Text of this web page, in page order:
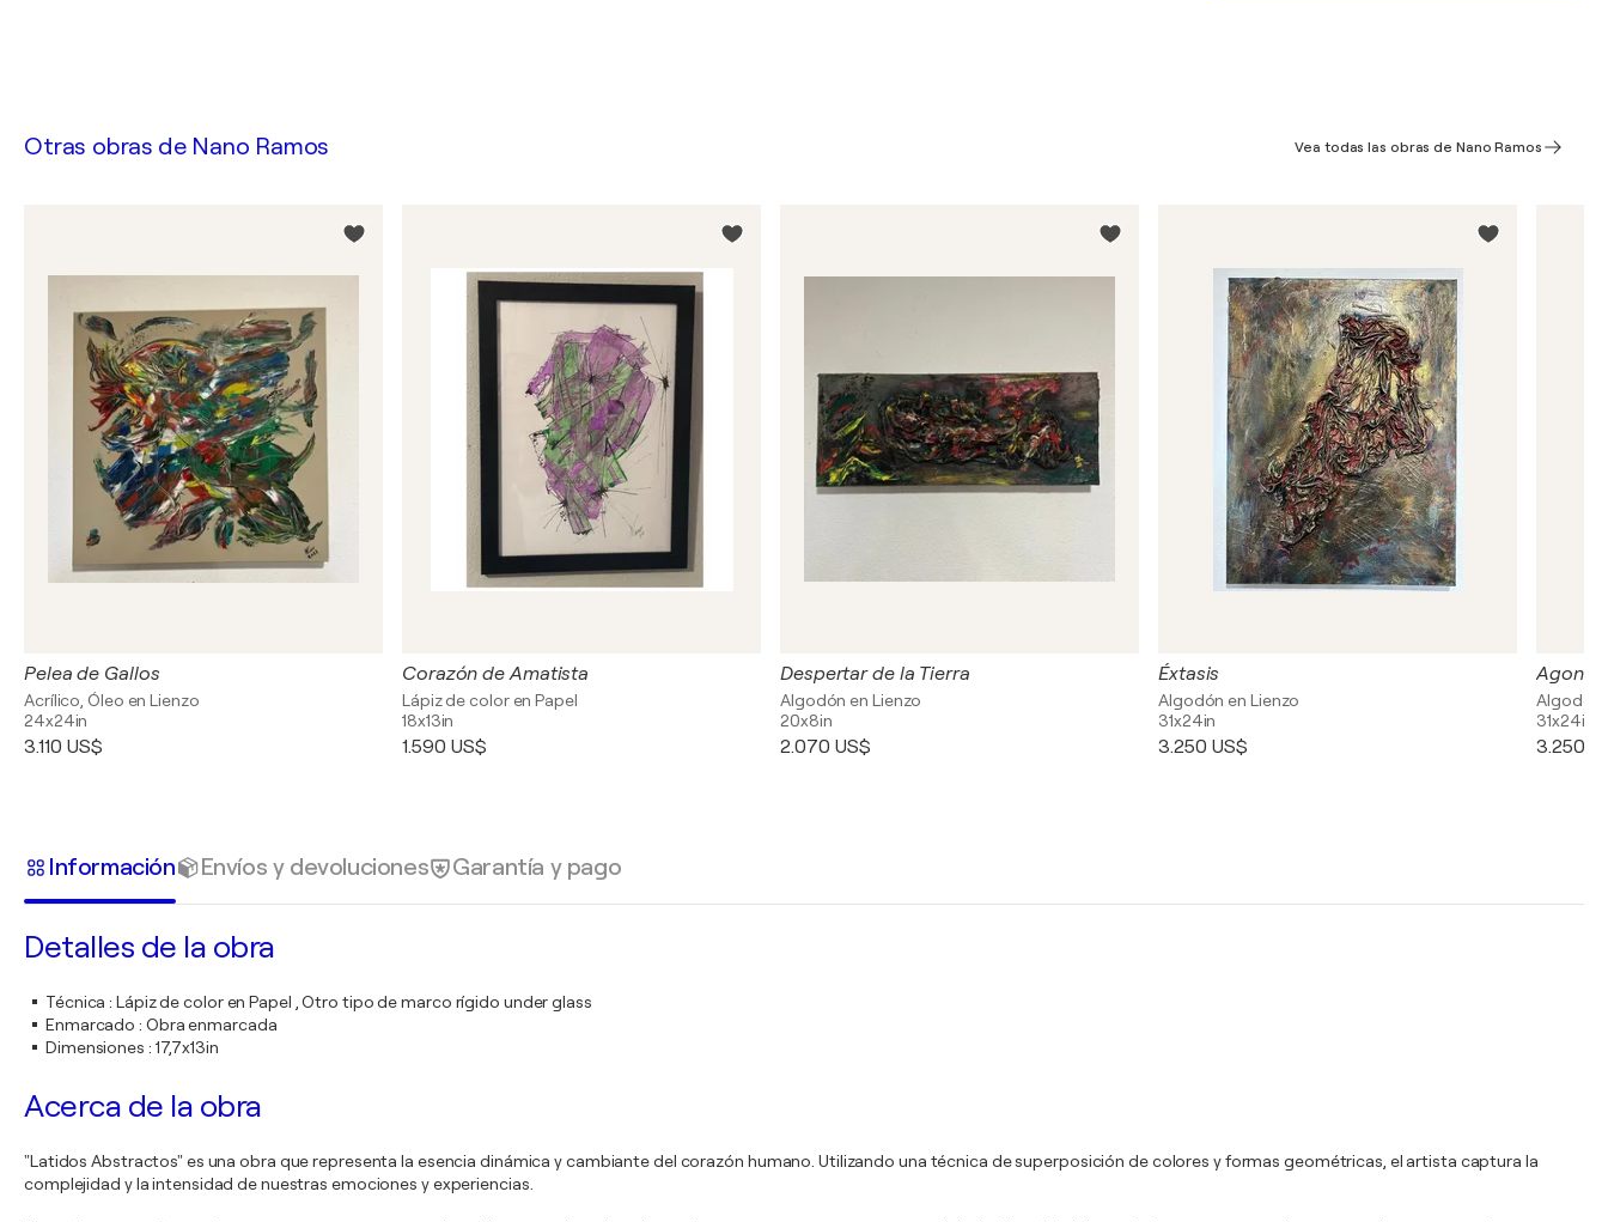
Otras obras de Nano Ramos Vea todas las obras de Nano Ramos
Pelea de Gallos
Acrílico, Óleo en Lienzo
24x24in
3.110 US$
Corazón de Amatista
Lápiz de color en Papel
18x13in
1.590 US$
Despertar de la Tierra
Algodón en Lienzo
20x8in
2.070 US$
Éxtasis
Algodón en Lienzo
31x24in
3.250 US$
Agonía
Algodón
31x24in
3.250
Información Envíos y devoluciones Garantía y pago
Detalles de la obra
Técnica :Lápiz de color en Papel , Otro tipo de marco rígido under glass
Enmarcado : Obra enmarcada
Dimensiones : 17,7x13in
Acerca de la obra
"Latidos Abstractos" es una obra que representa la esencia dinámica y cambiante del corazón humano. Utilizando una técnica de superposición de colores y formas geométricas, el artista captura la
complejidad y la intensidad de nuestras emociones y experiencias.